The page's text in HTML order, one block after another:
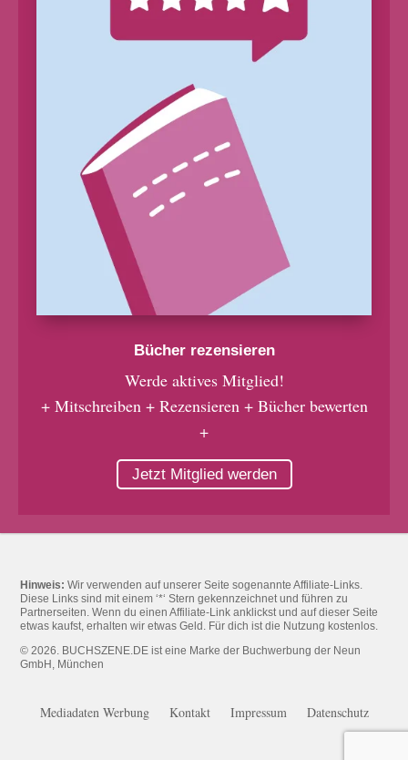
Bücher rezensieren
Werde aktives Mitglied!
+ Mitschreiben + Rezensieren + Bücher bewerten
+
Jetzt Mitglied werden
Hinweis: Wir verwenden auf unserer Seite sogenannte Affiliate-Links.
Diese Links sind mit einem ‘*‘ Stern gekennzeichnet und führen zu
Partnerseiten. Wenn du einen Affiliate-Link anklickst und auf dieser Seite
etwas kaufst, erhalten wir etwas Geld. Für dich ist die Nutzung kostenlos.
© 2026. BUCHSZENE.DE ist eine Marke der Buchwerbung der Neun
GmbH, München
Mediadaten Werbung Kontakt Impressum Datenschutz